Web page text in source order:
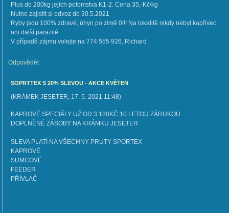
Plus do 200kg jejich potomstva K1-2. Cena 35,-Kč/kg
Nutno zajistit si odvoz do 30.5.2021
Ryby jsou 100% zdravé, úhyn po zimě 0!!! Na lokalitě nikdy nebyl kapřivec
ani další parazité.
V případě zájmu volejte na 774 555 926, Richard
Odpovědět
SOPRTTEX S 20% SLEVOU - AKCE KVĚTEN
(KRÁMEK JESETER, 17. 5. 2021 11:48)
KAPROVÉ SPECIÁLY UŽ OD 3.180KČ 10 LETOU ZÁRUKOU
DOPLNĚNÉ ZÁSOBY NA KRÁMKU JESETER
SLEVA PLATÍ NA VŠECHNY PRUTY SPORTEX
KAPROVÉ
SUMCOVÉ
FEEDER
PŘÍVLAČ